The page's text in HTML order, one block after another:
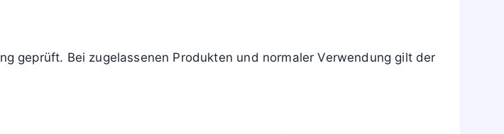
geprüft. Bei zugelassenen Produkten und normaler Verwendung gilt der